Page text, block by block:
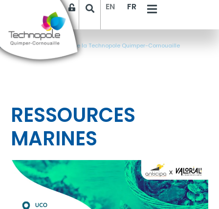
EN FR
Accueil>Les événements de la Technopole Quimper-Cornouaille
RESSOURCES
MARINES